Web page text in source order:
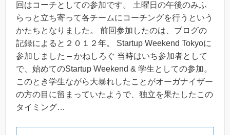
回はコーチとしての参加です。 土曜日の午後のみふ
らっと立ち寄って各チームにコーチングを行うという
かたちとなりました。 前回参加したのは、ブログの
記録によると２０１２年。 Startup Weekend Tokyoに
参加しました – かねしろぐ 当時はいち参加者として
で、始めてのStartup Weekend & 学生としての参加。
このとき学生ながら大暴れしたことがオーガナイザー
の方の目に留まっていたようで、独立を果たしたこの
タイミング…